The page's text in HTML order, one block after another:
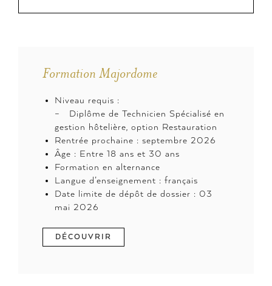
Formation Majordome
Niveau requis :
–
Diplôme de Technicien Spécialisé en
gestion hôtelière, option Restauration
Rentrée prochaine : septembre 2026
Âge : Entre 18 ans et 30 ans
Formation en alternance
Langue d’enseignement : français
Date limite de dépôt de dossier : 03
mai 2026
DÉCOUVRIR